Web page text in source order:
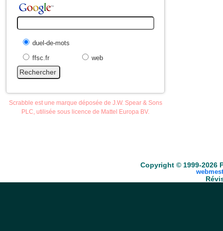
duel-de-mots
ffsc.fr
web
Scrabble est une marque déposée de J.W. Spear & Sons
PLC, utilisée sous licence de Mattel Europa BV.
Copyright © 1999-2026